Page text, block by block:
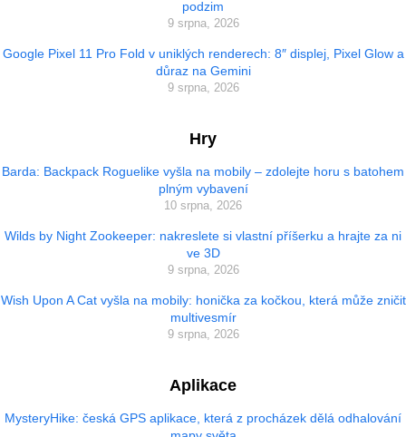
podzim
9 srpna, 2026
Google Pixel 11 Pro Fold v uniklých renderech: 8″ displej, Pixel Glow a
důraz na Gemini
9 srpna, 2026
Hry
Barda: Backpack Roguelike vyšla na mobily – zdolejte horu s batohem
plným vybavení
10 srpna, 2026
Wilds by Night Zookeeper: nakreslete si vlastní příšerku a hrajte za ni
ve 3D
9 srpna, 2026
Wish Upon A Cat vyšla na mobily: honička za kočkou, která může zničit
multivesmír
9 srpna, 2026
Aplikace
MysteryHike: česká GPS aplikace, která z procházek dělá odhalování